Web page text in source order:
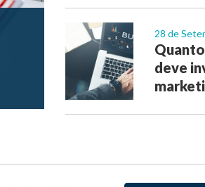
28 de
deve